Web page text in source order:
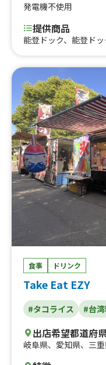
発電機不使用
提供商品
能登ドック、能登ド
食事 ドリンク
Take Eat EZY
#タコライス #台
出店希望都道府
岐阜県、 愛知県、 三